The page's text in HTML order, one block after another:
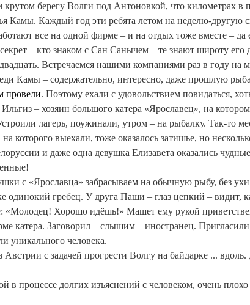
крутом берегу Волги под Антоновкой, что километрах в
Камы. Каждый год эти ребята летом на неделю-другую
все на одной фирме – и на отдых тоже вместе –
– кто знаком с Сан Санычем – те знают широту его
Встречаемся нашими компаниями раз в году на
Камы – содержательно, интересно, даже прошлую
провели. Поэтому ехали с удовольствием повидаться,
– хозяин большого катера «Ярославец», на
лагерь, поужинали, утром – на рыбалку. Так-то
которого выехали, тоже оказалось затишье, но
и даже одна девушка Елизавета оказались
с «Ярославца» забрасываем на обычную рыбу, без
одинокий гребец. У друга Паши – глаз цепкий – видит,
«Молодец! Хорошо идёшь!» Машет ему рукой
катера. Заговорил – слышим – иностранец.
уникального человека.
с задачей прогрести Волгу на байдарке ...
в процессе долгих изъяснений с человеком, очень